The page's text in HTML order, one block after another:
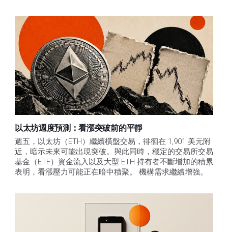
以太坊週度預測：看漲突破前的平靜
週五，以太坊（ETH）繼續橫盤交易，徘徊在 1,901 美元附
近，暗示未來可能出現突破。與此同時，穩定的交易所交易
基金（ETF）資金流入以及大型 ETH 持有者不斷增加的積累
表明，看漲壓力可能正在暗中積聚。 機構需求繼續增強。